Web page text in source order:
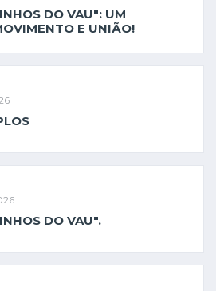
DO VAU": UM
E UNIÃO!
DO VAU".